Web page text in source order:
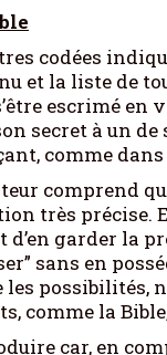
codées
et la liste de
escrimé en
secret à un
comme
comprend
très précise.
garder la
sans en
les possibilités,
comme la
car, en